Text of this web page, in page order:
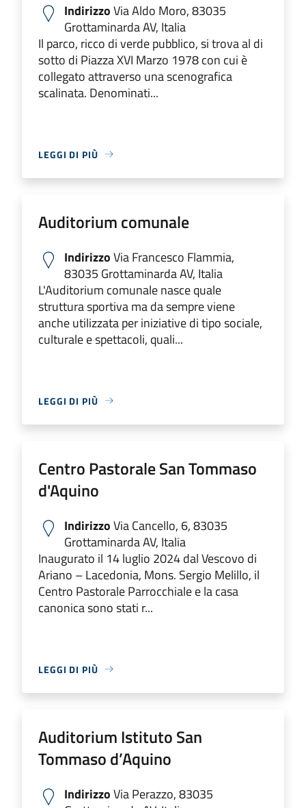
IndirizzoVia Aldo Moro, 83035
Grottaminarda AV, Italia
Il parco, ricco di verde pubblico, si trova al di
sotto di Piazza XVI Marzo 1978 con cui è
collegato attraverso una scenografica
scalinata. Denominati...
LEGGI DI PIÙ
Auditorium comunale
IndirizzoVia Francesco Flammia,
83035 Grottaminarda AV, Italia
L'Auditorium comunale nasce quale
struttura sportiva ma da sempre viene
anche utilizzata per iniziative di tipo sociale,
culturale e spettacoli, quali...
LEGGI DI PIÙ
Centro Pastorale San Tommaso
d'Aquino
IndirizzoVia Cancello, 6, 83035
Grottaminarda AV, Italia
Inaugurato il 14 luglio 2024 dal Vescovo di
Ariano – Lacedonia, Mons. Sergio Melillo, il
Centro Pastorale Parrocchiale e la casa
canonica sono stati r...
LEGGI DI PIÙ
Auditorium Istituto San
Tommaso d’Aquino
IndirizzoVia Perazzo, 83035